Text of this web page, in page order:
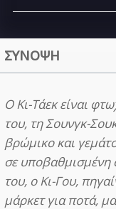
ΣΥΝΟΨΗ
Ο Κι-Τάεκ είναι
του, τη Σουνγκ-
βρώμικο και
σε υποβαθμισμένη
του, ο Κι-Γου,
μάρκετ για ποτά,